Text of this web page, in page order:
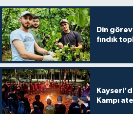
Din
fındık
Kampı
Edirne Müftülüğü
Elazığ Müftülüğü
Erzincan Müftülüğü
Erzurum Müftülüğü